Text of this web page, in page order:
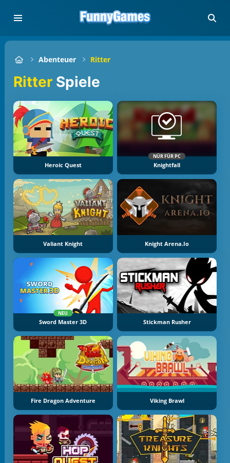
Abenteuer Ritter
Ritter Spiele
Heroic Quest
NÜR FÜR PC
Knightfall
Valiant Knight Knight Arena.io
NEU
Sword Master 3D Stickman Rusher
Fire Dragon Adventure Viking Brawl